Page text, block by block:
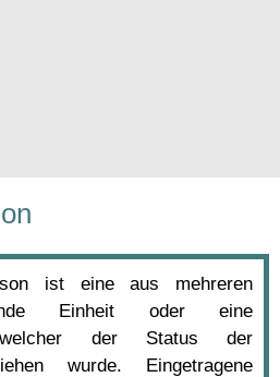
ist eine aus mehreren
Einheit oder eine
welcher der Status der
wurde. Eingetragene